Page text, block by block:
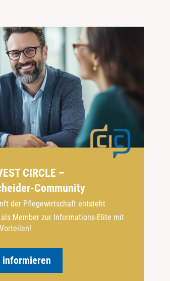
CIRCLE –
Community
der Pflegewirtschaft entsteht
als Member zur Informations-Elite mit